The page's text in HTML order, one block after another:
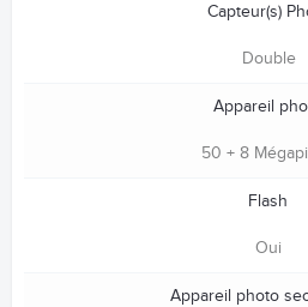
Capteur(s)
Double
Appareil
50 + 8
Flash
Oui
Appareil photo